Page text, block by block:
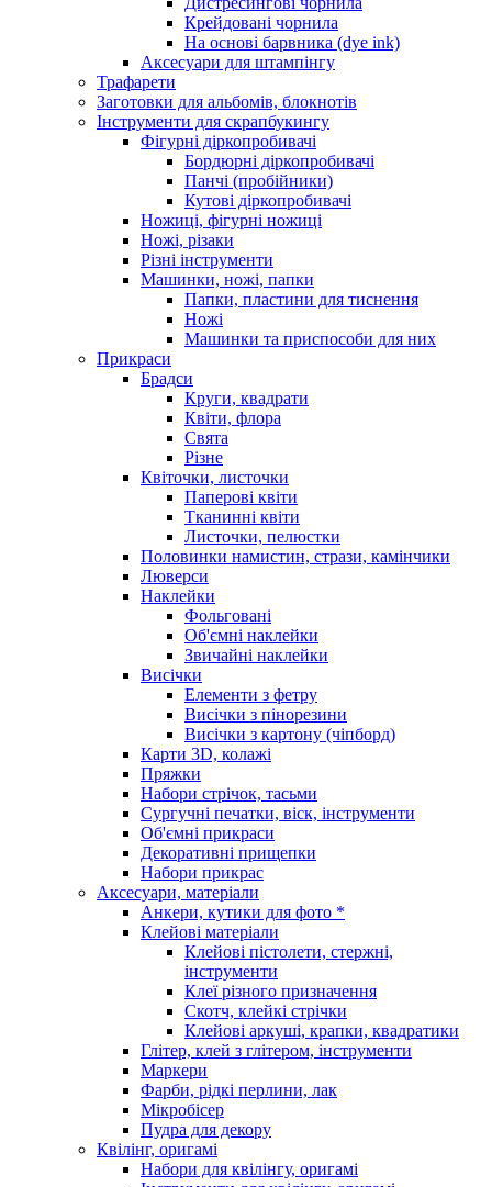
Крейдовані чорнила
На основі барвника (dye ink)
Аксесуари для штампінгу
Трафарети
Заготовки для альбомів, блокнотів
Інструменти для скрапбукингу
Фігурні діркопробивачі
Бордюрні діркопробивачі
Панчі (пробійники)
Кутові діркопробивачі
Ножиці, фігурні ножиці
Ножі, різаки
Різні інструменти
Машинки, ножі, папки
Папки, пластини для тиснення
Ножі
Машинки та приспособи для них
Прикраси
Брадси
Круги, квадрати
Квіти, флора
Свята
Різне
Квіточки, листочки
Паперові квіти
Тканинні квіти
Листочки, пелюстки
Половинки намистин, стрази, камінчики
Люверси
Наклейки
Фольговані
Об'ємні наклейки
Звичайні наклейки
Висічки
Елементи з фетру
Висічки з пінорезини
Висічки з картону (чіпборд)
Карти 3D, колажі
Пряжки
Набори стрічок, тасьми
Сургучні печатки, віск, інструменти
Об'ємні прикраси
Декоративні прищепки
Набори прикрас
Аксесуари, матеріали
Анкери, кутики для фото *
Клейові матеріали
Клейові пістолети, стержні,
інструменти
Клеї різного призначення
Скотч, клейкі стрічки
Клейові аркуші, крапки, квадратики
Глітер, клей з глітером, інструменти
Маркери
Фарби, рідкі перлини, лак
Мікробісер
Пудра для декору
Квілінг, оригамі
Набори для квілінгу, оригамі